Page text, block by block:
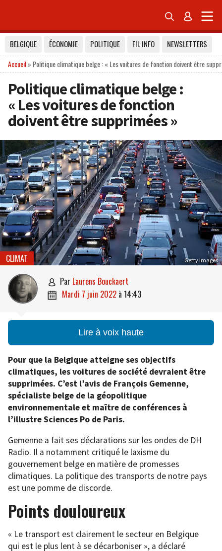
 
BELGIQUE ÉCONOMIE POLITIQUE FIL INFO
NEWSLETTERS
Accueil» Politique climatique belge : « Les voitures de fonction doivent être
Politique climatique belge :
« Les voitures de fonction
doivent être supprimées »
Getty Images
CLIMAT
 par Laurens Bouckaert
 mardi 7 juin 2022 à 14:43
Lire à voix haute
Pour que la Belgique atteigne ses objectifs
climatiques, les voitures de société devraient être
supprimées. C’est l’avis de François Gemenne,
spécialiste belge de la géopolitique
environnementale et maître de conférences à
l’illustre Sciences Po de Paris.
Gemenne a fait ses déclarations sur les ondes de DH
Radio. Il a notamment critiqué le laxisme du
gouvernement belge en matière de promesses
climatiques. La politique des transports de notre pays
est une pomme de discorde.
Points douloureux
« Le transport est clairement le secteur en Belgique
qui est le plus lent à se décarboniser », a déclaré